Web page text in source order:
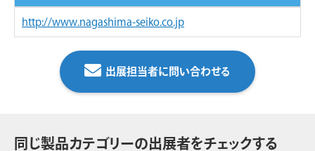
http://www.nagashima-seiko.co.jp
出展担当者に問い合わせる
同じ製品カテゴリーの出展者をチェックする